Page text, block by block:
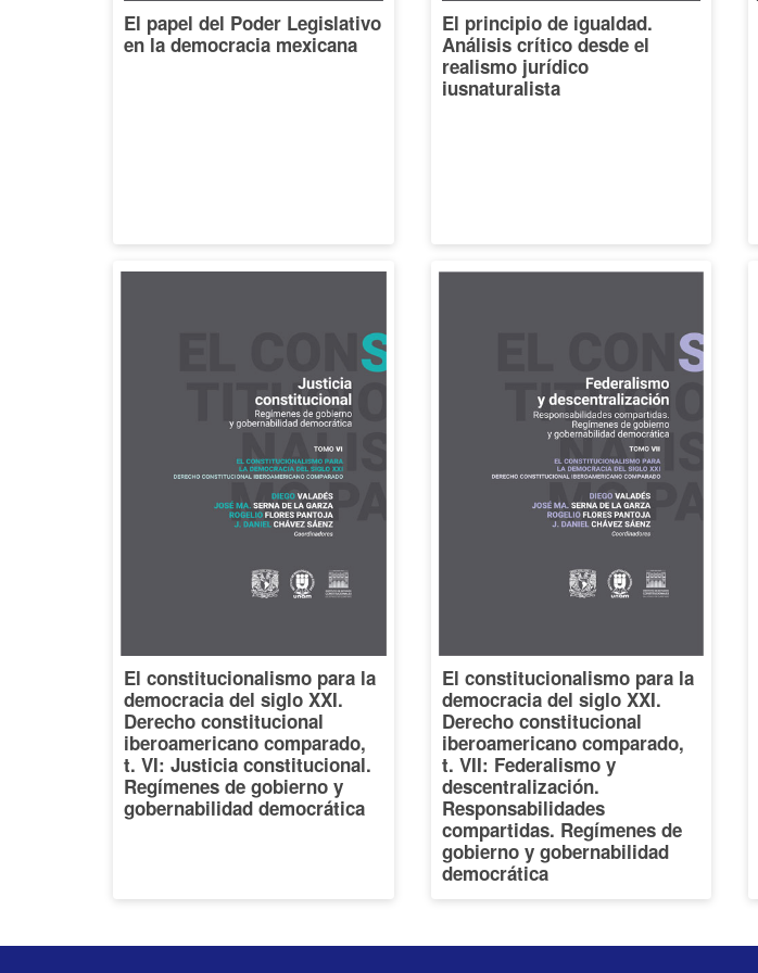
El papel del Poder Legislativo
en la democracia mexicana
El principio de igualdad.
Análisis crítico desde el
realismo jurídico
iusnaturalista
El constitucionalismo para la
democracia del siglo XXI.
Derecho constitucional
iberoamericano comparado,
t. VI: Justicia constitucional.
Regímenes de gobierno y
gobernabilidad democrática
El constitucionalismo para la
democracia del siglo XXI.
Derecho constitucional
iberoamericano comparado,
t. VII: Federalismo y
descentralización.
Responsabilidades
compartidas. Regímenes de
gobierno y gobernabilidad
democrática